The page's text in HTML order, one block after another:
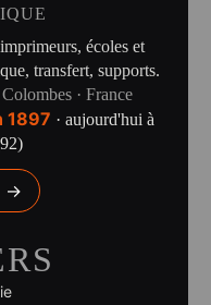
écoles et
transfert, supports.
· France
1897 · aujourd'hui à
→